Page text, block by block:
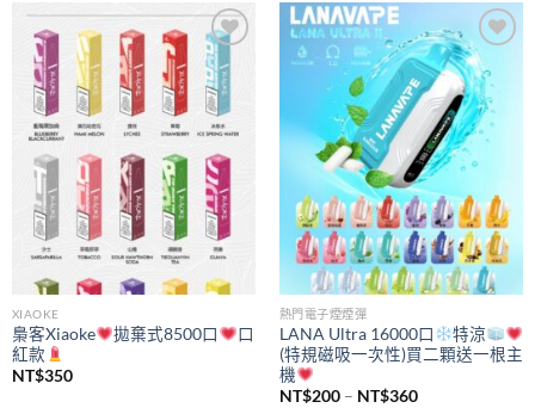
Add to
wishlist
XIAOKE
梟客Xiaoke 拋棄式8500口
口
紅款
NT$350
Add to
wishlist
熱門電子煙煙彈
LANA Ultra 16000口
特涼
(特規磁吸一次性)買二顆送一根主
機
NT$200 – NT$360價